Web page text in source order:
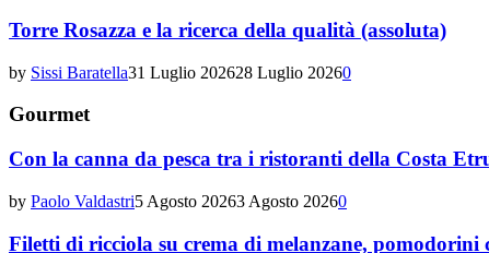
Torre Rosazza e la ricerca della qualità (assoluta)
by Sissi Baratella31 Luglio 202628 Luglio 20260
Gourmet
Con la canna da pesca tra i ristoranti della Costa
by Paolo Valdastri5 Agosto 20263 Agosto 20260
Filetti di ricciola su crema di melanzane, pomodorini